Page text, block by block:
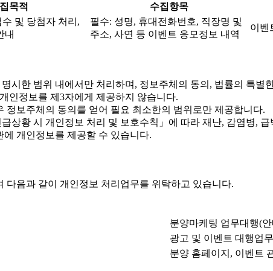
목적 수집항목
및 당첨자 처리,
내
필수: 성명, 휴대전화번호, 직장명 및
주소, 사연 등 이벤트 응모정보 내역
이벤
시한 범위 내에서만 처리하며, 정보주체의 동의, 법률의 특
인정보를 제3자에게 제공하지 않습니다.
보주체의 동의를 얻어 필요 최소한의 범위로만 제공합니다.
상황 시 개인정보 처리 및 보호수칙」에 따라 재난, 감염병,
개인정보를 제공할 수 있습니다.
음과 같이 개인정보 처리업무를 위탁하고 있습니다.
분양마케팅 업무대행(
광고 및 이벤트 대행업
분양 홈페이지, 이벤트